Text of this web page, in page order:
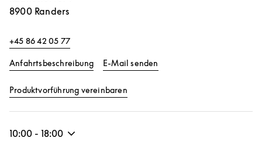
8900 Randers
+45 86 42 05 77
AnfahrtsbeschreibungLink Opens in New Tab
E-Mail senden
Produktvorführung vereinbaren
10:00 - 18:00